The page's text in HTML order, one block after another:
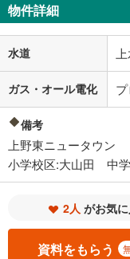
物件詳細
水道
ガス・オール電化
備考
上野東ニュータウン
小学校区:大山田 中
2人 がお気
資料をもらう